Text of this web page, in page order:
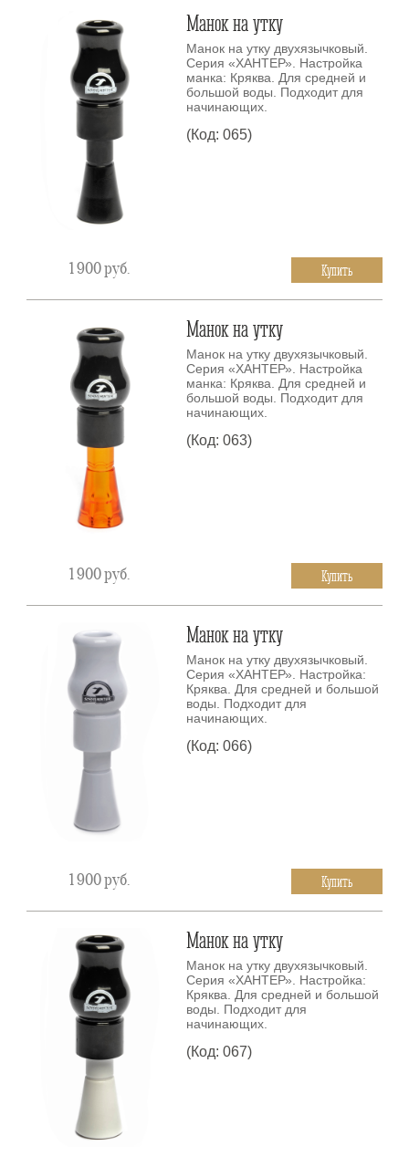
Манок на утку
Манок на утку двухязычковый.
Серия «ХАНТЕР». Настройка
манка: Кряква. Для средней и
большой воды. Подходит для
начинающих.
(Код: 065)
1 900руб. Купить
Манок на утку
Манок на утку двухязычковый.
Серия «ХАНТЕР». Настройка
манка: Кряква. Для средней и
большой воды. Подходит для
начинающих.
(Код: 063)
1 900руб. Купить
Манок на утку
Манок на утку двухязычковый.
Серия «ХАНТЕР». Настройка:
Кряква. Для средней и большой
воды. Подходит для
начинающих.
(Код: 066)
1 900руб. Купить
Манок на утку
Манок на утку двухязычковый.
Серия «ХАНТЕР». Настройка:
Кряква. Для средней и большой
воды. Подходит для
начинающих.
(Код: 067)